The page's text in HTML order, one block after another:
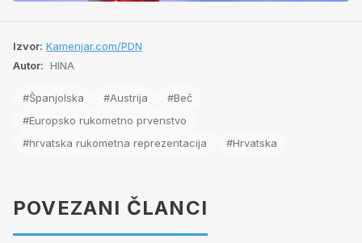
Izvor: Kamenjar.com/PDN
Autor: HINA
#Španjolska #Austrija
#Beč
#Europsko rukometno prvenstvo
#hrvatska rukometna reprezentacija
#Hrvatska
POVEZANI ČLANCI